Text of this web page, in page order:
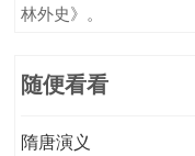
林外史》。
随便看看
隋唐演义